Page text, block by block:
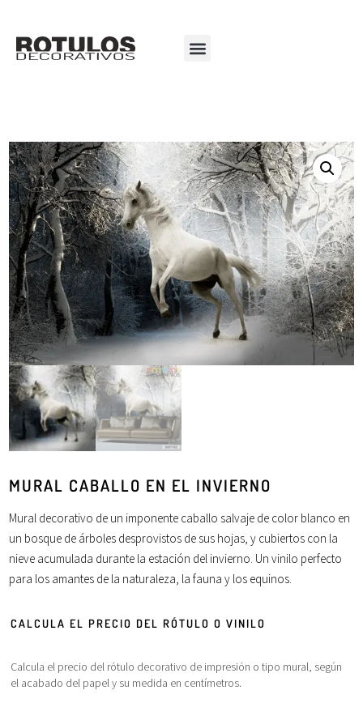
MURAL CABALLO EN EL INVIERNO
Mural decorativo de un imponente caballo salvaje de color blanco en
un bosque de árboles desprovistos de sus hojas, y cubiertos con la
nieve acumulada durante la estación del invierno. Un vinilo perfecto
para los amantes de la naturaleza, lafauna y los equinos.
CALCULA EL PRECIO DEL RÓTULO O VINILO
Calcula el precio del rótulo decorativo de impresión o tipo mural, según
el acabado del papel y su medida en centímetros.